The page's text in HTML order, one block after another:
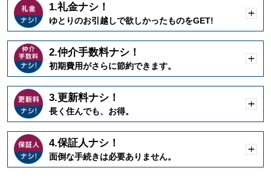
1.礼金ナシ！
ゆとりのお引越しで欲しかったものをGET!
く
2.仲介手数料ナシ！
初期費用がさらに節約できます。
く
3.更新料ナシ！
長く住んでも、お得。
く
4.保証人ナシ！
面倒な手続きは必要ありません。
く